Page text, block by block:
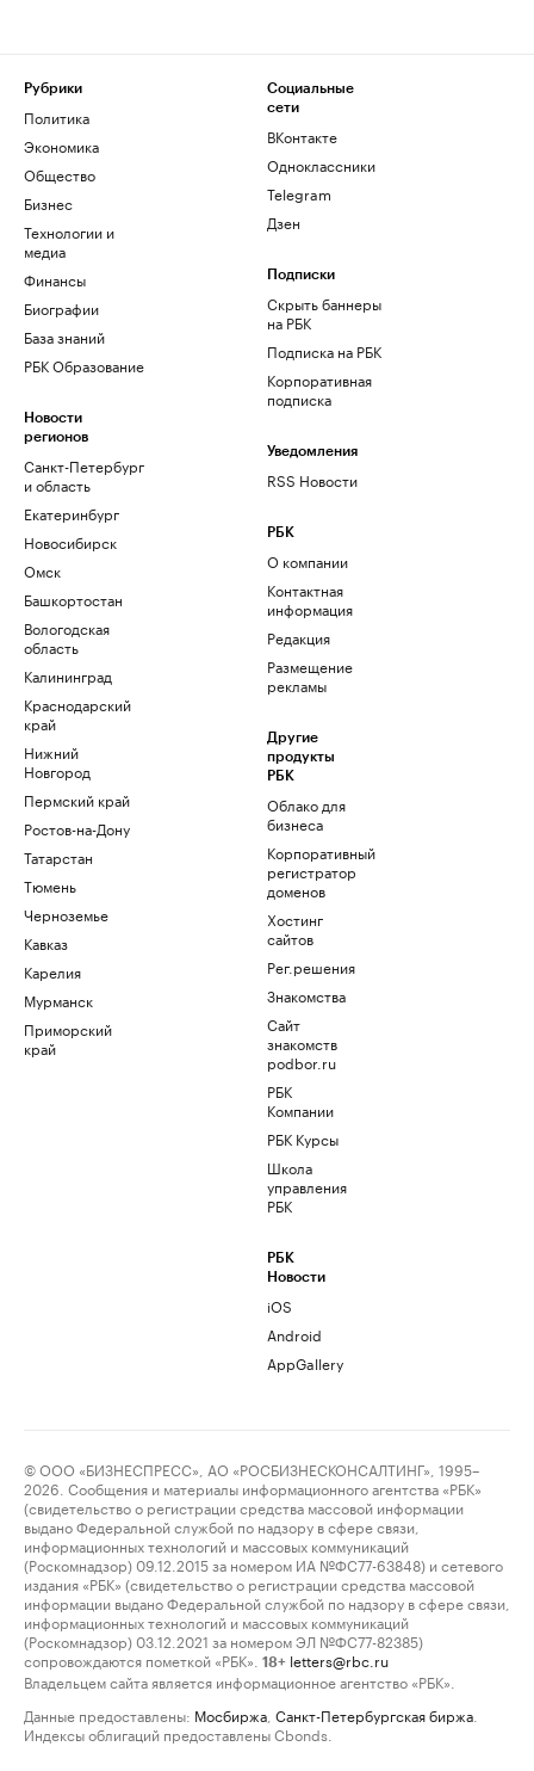
Рубрики
Политика
Экономика
Общество
Бизнес
Технологии и
медиа
Финансы
Биографии
База знаний
РБК Образование
Новости
регионов
Санкт-Петербург
и область
Екатеринбург
Новосибирск
Омск
Башкортостан
Вологодская
область
Калининград
Краснодарский
край
Нижний
Новгород
Пермский край
Ростов-на-Дону
Татарстан
Тюмень
Черноземье
Кавказ
Карелия
Мурманск
Приморский
край
Социальные
сети
ВКонтакте
Одноклассники
Telegram
Дзен
Подписки
Скрыть баннеры
на РБК
Подписка на РБК
Корпоративная
подписка
Уведомления
RSS Новости
РБК
О компании
Контактная
информация
Редакция
Размещение
рекламы
Другие
продукты
РБК
Облако для
бизнеса
Корпоративный
регистратор
доменов
Хостинг
сайтов
Рег.решения
Знакомства
Сайт
знакомств
podbor.ru
РБК
Компании
РБК Курсы
Школа
управления
РБК
РБК
Новости
iOS
Android
AppGallery
© ООО «БИЗНЕСПРЕСС», АО «РОСБИЗНЕСКОНСАЛТИНГ», 1995–
2026. Сообщения и материалы информационного агентства «РБК»
(свидетельство о регистрации средства массовой информации
выдано Федеральной службой по надзору в сфере связи,
информационных технологий и массовых коммуникаций
(Роскомнадзор) 09.12.2015 за номером ИА №ФС77-63848) и сетевого
издания «РБК» (свидетельство о регистрации средства массовой
информации выдано Федеральной службой по надзору в сфере связи,
информационных технологий и массовых коммуникаций
(Роскомнадзор) 03.12.2021 за номером ЭЛ №ФС77-82385)
сопровождаются пометкой «РБК».
18+ letters@rbc.ru
Владельцем сайта является информационное агентство «РБК».
Данные предоставлены: Мосбиржа Санкт-Петербургская биржа
Индексы облигаций предоставлены Cbonds.